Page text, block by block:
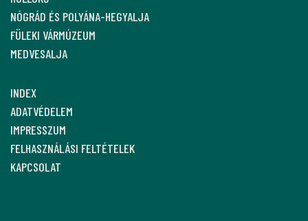
NÓGRÁD ÉS POLYÁNA-HEGYALJA
FÜLEKI VÁRMÚZEUM
MEDVESALJA
INDEX
ADATVÉDELEM
IMPRESSZUM
FELHASZNÁLÁSI FELTÉTELEK
KAPCSOLAT